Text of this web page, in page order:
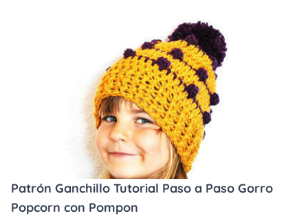
Patrón Ganchillo Tutorial Paso a Paso Gorro
Popcorn con Pompon